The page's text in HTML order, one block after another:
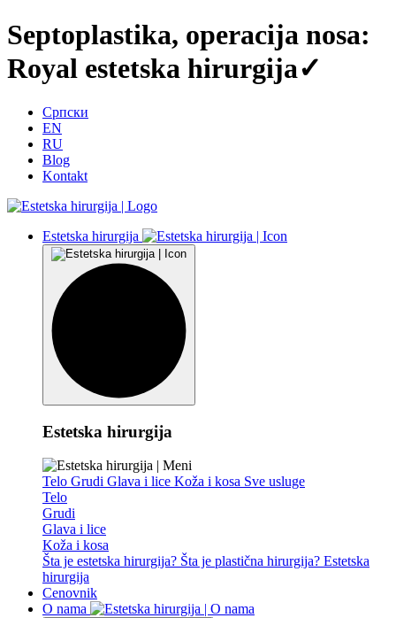
Septoplastika, operacija nosa:
Royal estetska hirurgija✓
Српски
EN
RU
Blog
Kontakt
Estetska hirurgija
Estetska hirurgija
Telo Grudi Glava i lice Koža i kosa Sve usluge
Telo
Grudi
Glava i lice
Koža i kosa
Šta je estetska hirurgija? Šta je plastična hirurgija? Estetska
hirurgija
Cenovnik
O nama